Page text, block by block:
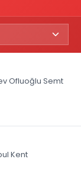
Ofluoğlu Semt
Kent